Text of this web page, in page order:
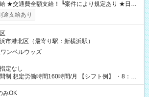
★日払
定あり） ┗働いたその日に現金GET♪ お仕事後はコ
日払い分を引き落とせます！ 【試用期間】試
途支給あり
市港北区（最寄り駅：新横浜駅）
ンベルウッズ
定なし
労働時間160時間/月 【シフト例】 ・8：00
みOK